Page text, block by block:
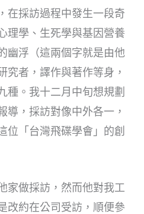
在採訪過程中發生一段奇
理學、生死學與基因營養
幽浮（這兩個字就是由他
究者，譯作與著作等身，
種。我十二月中旬想規劃
導，採訪對像中外各一，
位「台灣飛碟學會」的創
家做採訪，然而他對我工
改約在公司受訪，順便參